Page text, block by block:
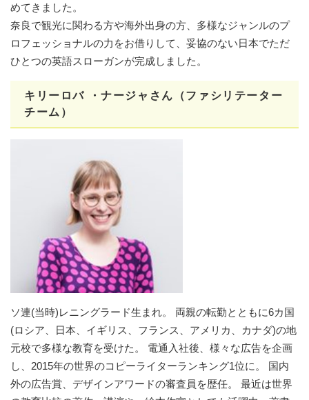
めてきました。
奈良で観光に関わる方や海外出身の方、多様なジャンルのプ
ロフェッショナルの力をお借りして、妥協のない日本でただ
ひとつの英語スローガンが完成しました。
キリーロバ ・ナージャさん（ファシリテーター
チーム）
ソ連(当時)レニングラード生まれ。 両親の転勤とともに6カ国
(ロシア、日本、イギリス、フランス、アメリカ、カナダ)の地
元校で多様な教育を受けた。 電通入社後、様々な広告を企画
し、2015年の世界のコピーライターランキング1位に。 国内
外の広告賞、デザインアワードの審査員を歴任。 最近は世界